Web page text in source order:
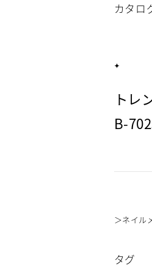
カタロ
トレ
B-
＞ネイル
タグ